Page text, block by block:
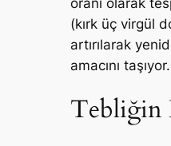
(kırk üç virgül
artırılarak
amacını taşıyor.
Tebliğin